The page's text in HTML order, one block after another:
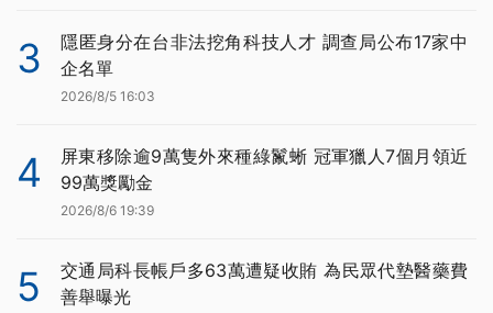
3
隱匿身分在台非法挖角科技人才 調查局公布17家中
企名單
2026/8/5 16:03
4
屏東移除逾9萬隻外來種綠鬣蜥 冠軍獵人7個月領近
99萬獎勵金
2026/8/6 19:39
5
交通局科長帳戶多63萬遭疑收賄 為民眾代墊醫藥費
善舉曝光